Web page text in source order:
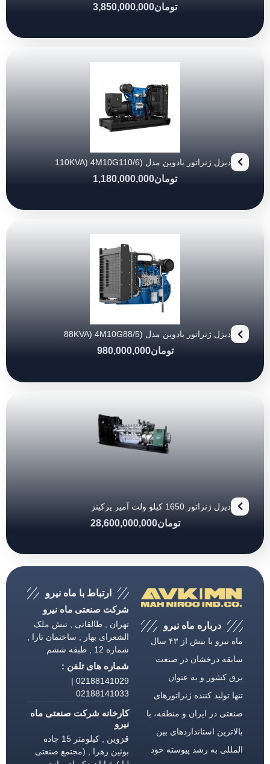
تومان3,850,000,000
دیزل ژنراتور بادوین مدل (110KVA) 4M10G110/6
تومان1,180,000,000
دیزل ژنراتور بادوین مدل (88KVA) 4M10G88/5
تومان980,000,000
دیزل ژنراتور 1650 کیلو ولت آمپر پرکینز
تومان28,600,000,000
درباره ماه نیرو
ماه نیرو با بیش از ۴۳ سال
سابقه درخشان در صنعت
برق كشور و به عنوان
تنها تولید كننده ژنراتورهای
صنعتی در ایران و منطقه، با
بالاترین استانداردهای بین
المللی به رشد پیوسته خود
ارتباط با ماه نیرو
شرکت صنعتی ماه نیرو
تهران , طالقانی , نبش ملک
الشعرای بهار , ساختمان تارا ,
شماره 12 , طبقه ششم
شماره های تلفن :
02188141029 |
02188141033
کارخانه شرکت صنعتی ماه
نیرو
قزوین , کیلومتر 15 جاده
بوئین زهرا , (مجتمع صنعتی